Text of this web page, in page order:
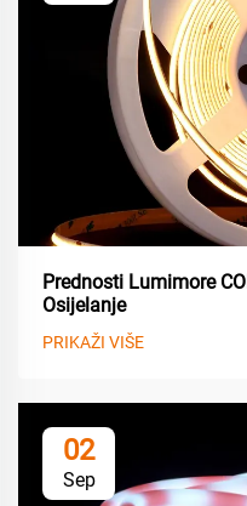
Prednosti Lumimore
Osijelanje
PRIKAŽI VIŠE
02
Sep